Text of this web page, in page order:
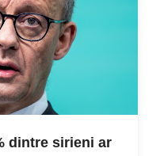
dintre sirieni ar